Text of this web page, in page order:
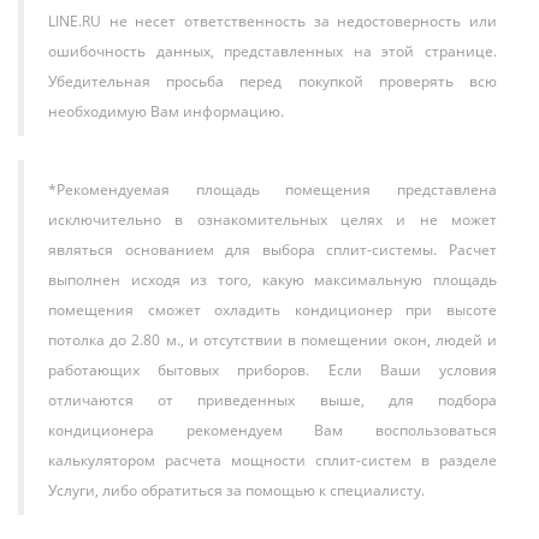
Высокая производительность и мощность.
Номинальная холодопроизводительность составляет
14 кВт (около 48 000 BTU), что позволяет эффективно
других факторов). Аналогичный показатель по
нагреву обеспечивает комфорт в межсезонье.
Оптимизированный для канального монтажа
корпусом, минимизирующим аэродинамические
потери. Это позволяет использовать более длинные
и сложные тракты воздуховодов без значительной
потери производительности.
Широкий рабочий диапазон температур. Система
предназналена для работы в режиме охлаждения
при температуре наружного воздуха до +43°C и в
LINE.RU не несет ответственность за недостоверность или
ошибочность данных, представленных на этой странице.
Убедительная просьба перед покупкой проверять всю
необходимую Вам информацию.
*Рекомендуемая площадь помещения представлена
исключительно в ознакомительных целях и не может
являться основанием для выбора сплит-системы. Расчет
выполнен исходя из того, какую максимальную площадь
помещения сможет охладить кондиционер при высоте
потолка до 2.80 м., и отсутствии в помещении окон, людей и
работающих бытовых приборов. Если Ваши условия
отличаются от приведенных выше, для подбора
кондиционера рекомендуем Вам воспользоваться
калькулятором расчета мощности сплит-систем в разделе
Услуги, либо обратиться за помощью к специалисту.